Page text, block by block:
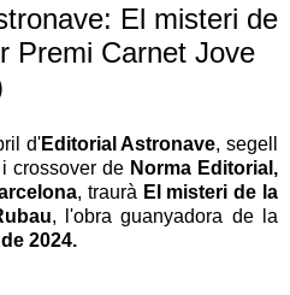
El misteri de
Premi Carnet Jove
d'Editorial Astronave, segell
crossover de Norma Editorial,
, traurà El misteri de la
, l'obra guanyadora de la
2024.